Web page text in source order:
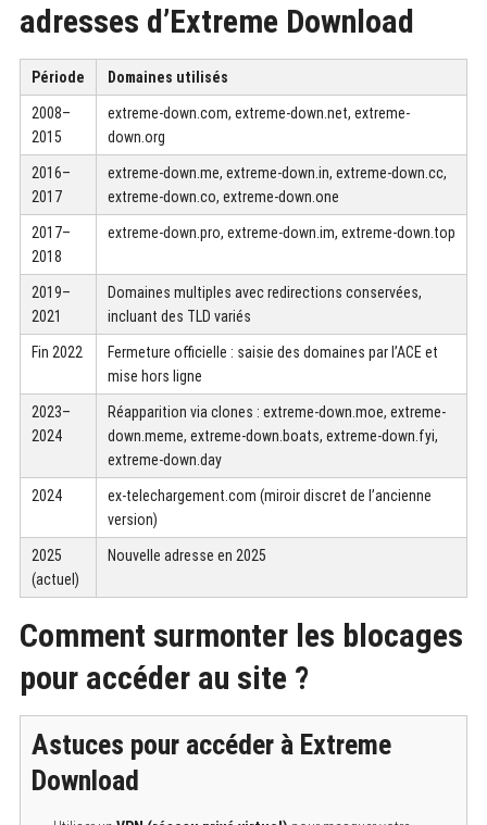
adresses d’Extreme Download
Période Domaines utilisés
2008–
2015
extreme-down.com, extreme-down.net, extreme-
down.org
2016–
2017
extreme-down.me, extreme-down.in, extreme-down.cc,
extreme-down.co, extreme-down.one
2017–
2018
extreme-down.pro, extreme-down.im, extreme-down.top
2019–
2021
Domaines multiples avec redirections conservées,
incluant des TLD variés
Fin 2022
Fermeture officielle : saisie des domaines par l’ACE et
mise hors ligne
2023–
2024
Réapparition via clones : extreme-down.moe, extreme-
down.meme, extreme-down.boats, extreme-down.fyi,
extreme-down.day
2024
ex-telechargement.com (miroir discret de l’ancienne
version)
2025
(actuel)
Nouvelle adresse en 2025
Comment surmonter les blocages
pour accéder au site ?
Astuces pour accéder à Extreme
Download